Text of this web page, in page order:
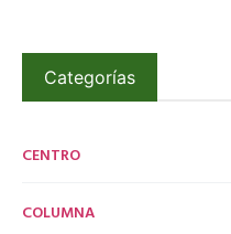
Categorías
CENTRO
COLUMNA